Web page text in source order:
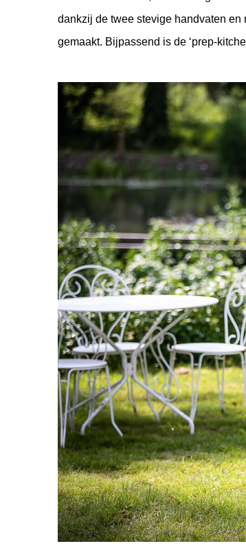
dankzij de twee stevige handvaten
gemaakt. Bijpassend is de ‘prep-